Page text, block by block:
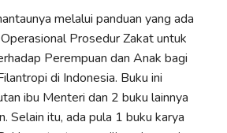
melalui panduan yang ada
Prosedur Zakat untuk
Perempuan dan Anak bagi
di Indonesia. Buku ini
ibu Menteri dan 2 buku lainnya
Selain itu, ada pula 1 buku karya